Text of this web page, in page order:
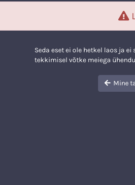
Seda eset ei ole hetkel laos ja
tekkimisel võtke meiega
Mine